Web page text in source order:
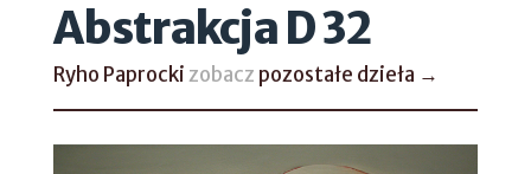
Abstrakcja D 32
Ryho Paprockizobacz pozostałe dzieła →